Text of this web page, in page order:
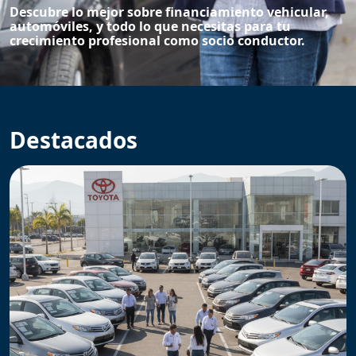
Descubre lo mejor sobre financiamiento vehicular,
automóviles, y todo lo que necesitas para tu
crecimiento profesional como socio conductor.
Destacados